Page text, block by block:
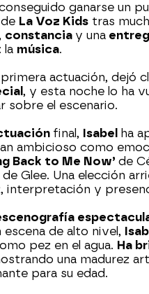
ganarse un
La Voz Kids tras
constancia y una
la música.
primera actuación, dejó
, y esta noche lo ha
sobre el escenario.
final, Isabel
ha
ambicioso como
Back to Me Now’ de
Glee. Una elección
interpretación y
escena de alto nivel,
pez en el agua. Ha
una madurez
para su edad.